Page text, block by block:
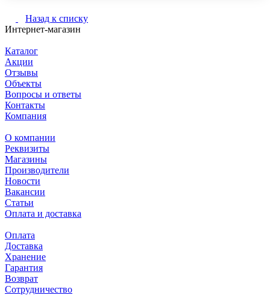
Назад к списку
Интернет-магазин
Каталог
Акции
Отзывы
Объекты
Вопросы и ответы
Контакты
Компания
О компании
Реквизиты
Магазины
Производители
Новости
Вакансии
Статьи
Оплата и доставка
Оплата
Доставка
Хранение
Гарантия
Возврат
Сотрудничество